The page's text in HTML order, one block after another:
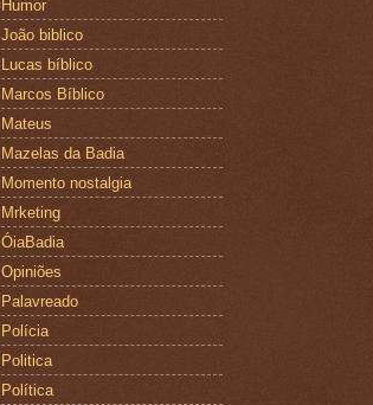
Humor
João biblico
Lucas bíblico
Marcos Bíblico
Mateus
Mazelas da Badia
Momento nostalgia
Mrketing
ÓiaBadia
Opiniões
Palavreado
Polícia
Politica
Política